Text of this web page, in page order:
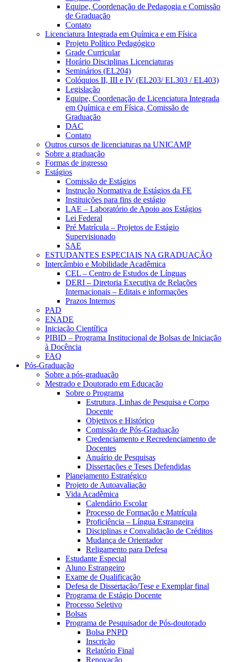
Equipe, Coordenação de Pedagogia e Comissão
de Graduação
Contato
Licenciatura Integrada em Química e em Física
Projeto Político Pedagógico
Grade Curricular
Horário Disciplinas Licenciaturas
Seminários (EL204)
Colóquios II, III e IV (EL203/ EL303 / EL403)
Legislação
Equipe, Coordenação de Licenciatura Integrada
em Química e em Física, Comissão de
Graduação
DAC
Contato
Outros cursos de licenciaturas na UNICAMP
Sobre a graduação
Formas de ingresso
Estágios
Comissão de Estágios
Instrução Normativa de Estágios da FE
Instituições para fins de estágio
LAE – Laboratório de Apoio aos Estágios
Lei Federal
Pré Matrícula – Projetos de Estágio
Supervisionado
SAE
ESTUDANTES ESPECIAIS NA GRADUAÇÃO
Intercâmbio e Mobilidade Acadêmica
CEL – Centro de Estudos de Línguas
DERI – Diretoria Executiva de Relações
Internacionais – Editais e informações
Prazos Internos
PAD
ENADE
Iniciação Científica
PIBID – Programa Institucional de Bolsas de Iniciação
à Docência
FAQ
Pós-Graduação
Sobre a pós-graduação
Mestrado e Doutorado em Educação
Sobre o Programa
Estrutura, Linhas de Pesquisa e Corpo
Docente
Objetivos e Histórico
Comissão de Pós-Graduação
Credenciamento e Recredenciamento de
Docentes
Anuário de Pesquisas
Dissertações e Teses Defendidas
Planejamento Estratégico
Projeto de Autoavaliação
Vida Acadêmica
Calendário Escolar
Processo de Formação e Matrícula
Proficiência – Língua Estrangeira
Disciplinas e Convalidação de Créditos
Mudança de Orientador
Religamento para Defesa
Estudante Especial
Aluno Estrangeiro
Exame de Qualificação
Defesa de Dissertação/Tese e Exemplar final
Programa de Estágio Docente
Processo Seletivo
Bolsas
Programa de Pesquisador de Pós-doutorado
Bolsa PNPD
Inscrição
Relatório Final
Renovação